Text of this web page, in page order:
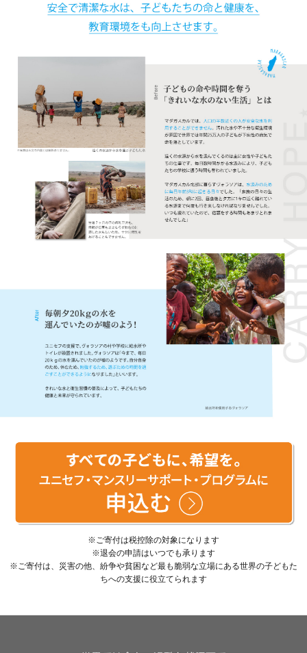
※ご寄付は税控除の対象になります
※退会の申請はいつでも承ります
※ご寄付は、災害の他、紛争や貧困など最も脆弱な立場にある世界の子どもた
ちへの支援に役立てられます